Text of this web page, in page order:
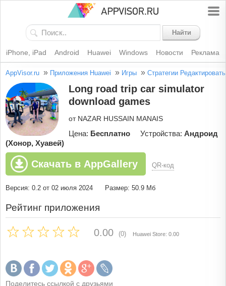
Найти
iPhone, iPad Android Huawei Windows Новости Реклама
AppVisor.ru » Приложения Huawei » Игры » Стратегии Редактировать
Long road trip car simulator
download games
от NAZAR HUSSAIN MANAIS
Цена: Бесплатно Устройства: Андроид
(Хонор, Хуавей)
Скачать в AppGallery QR-код
Версия: 0.2 от 02 июля 2024 Размер: 50.9 Мб
Рейтинг приложения
0.00 (0) Huawei Store: 0.00
Поделитесь ссылкой с друзьями